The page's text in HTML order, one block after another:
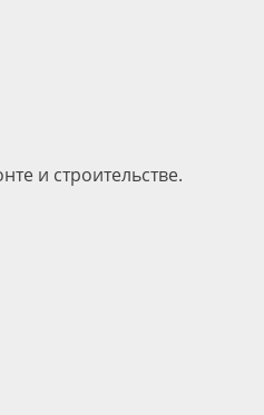
и строительстве.